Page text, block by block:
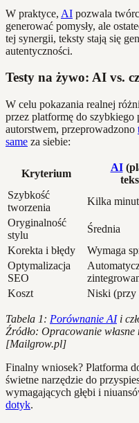
W praktyce, AI pozwala
generować pomysły, ale
tej synergii, teksty stają się
autentyczności.
Testy na żywo: AI vs.
W celu pokazania realnej
przez platformę do
autorstwem, przeprowadzono
same za siebie:
Kryterium
AI
Szybkość
tworzenia
Kilka minut
Oryginalność
stylu
Średnia
Korekta i błędy
Wymaga
Optymalizacja
SEO
Koszt
Niski (przy
Tabela 1: Porównanie AIi
Źródło: Opracowanie
[Mailgrow.pl]
Finalny wniosek? Platforma
świetne narzędzie do
wymagających głębi i
dotyk.